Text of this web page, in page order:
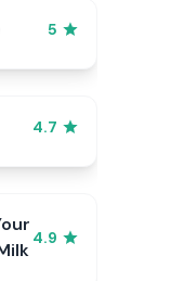
5
4.7
4.9